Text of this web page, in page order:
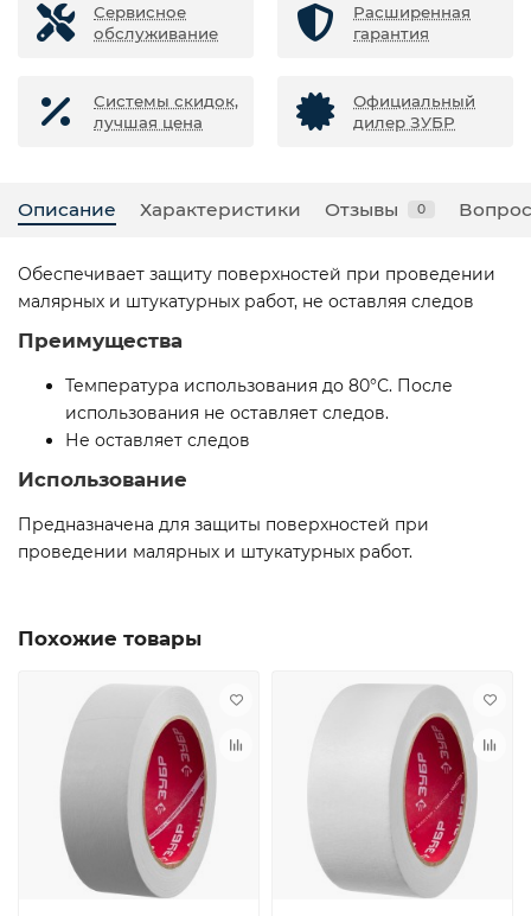
Сервисное
обслуживание
Расширенная
гарантия
Системы скидок,
лучшая цена
Официальный
дилер ЗУБР
Описание Характеристики Отзывы 0
Обеспечивает защиту поверхностей при проведении
малярных и штукатурных работ, не оставляя следов
Преимущества
Температура использования до 80°С. После
использования не оставляет следов.
Не оставляет следов
Использование
Предназначена для защиты поверхностей при
проведении малярных и штукатурных работ.
Похожие товары